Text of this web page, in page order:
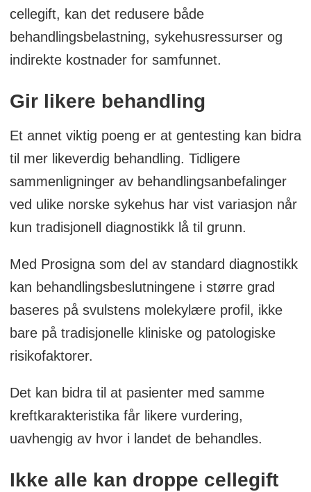
cellegift, kan det redusere både
behandlingsbelastning, sykehusressurser og
indirekte kostnader for samfunnet.
Girlikere behandling
Et annet viktig poeng er at gentesting kan bidra
til mer likeverdig behandling. Tidligere
sammenligninger av behandlingsanbefalinger
ved ulike norske sykehus har vist variasjon når
kun tradisjonell diagnostikk lå til grunn.
Med Prosigna som del av standard diagnostikk
kan behandlingsbeslutningene i større grad
baseres på svulstens molekylære profil, ikke
bare på tradisjonelle kliniske og patologiske
risikofaktorer.
Det kan bidra til at pasienter med samme
kreftkarakteristika får likere vurdering,
uavhengig av hvor i landet de behandles.
Ikke alle kan droppe cellegift